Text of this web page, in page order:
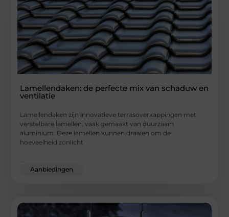
Lamellendaken: de perfecte mix van schaduw en
ventilatie
Lamellendaken zijn innovatieve terrasoverkappingen met
verstelbare lamellen, vaak gemaakt van duurzaam
aluminium. Deze lamellen kunnen draaien om de
hoeveelheid zonlicht
Aanbiedingen